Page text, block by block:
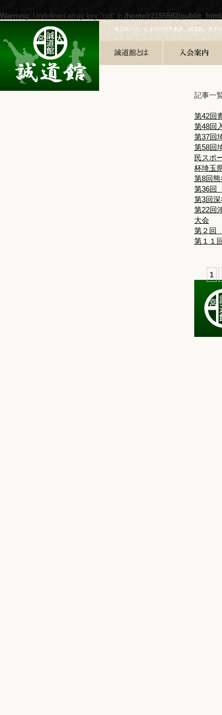
Warning: Undefined array key "opt" in /home/r2155592/
埼玉県のさいたま市の空手教室、誠道館。空手
記事一
第42回
第48回
第37回
第58回
民スポ
杯埼玉
第8回
第36回
第3回
第22回
大会
第２回
第１１
1